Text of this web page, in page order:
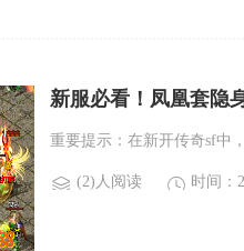
新服必看！凤凰套隐
重要提示：在新开传奇sf中
(2)人阅读 时间：